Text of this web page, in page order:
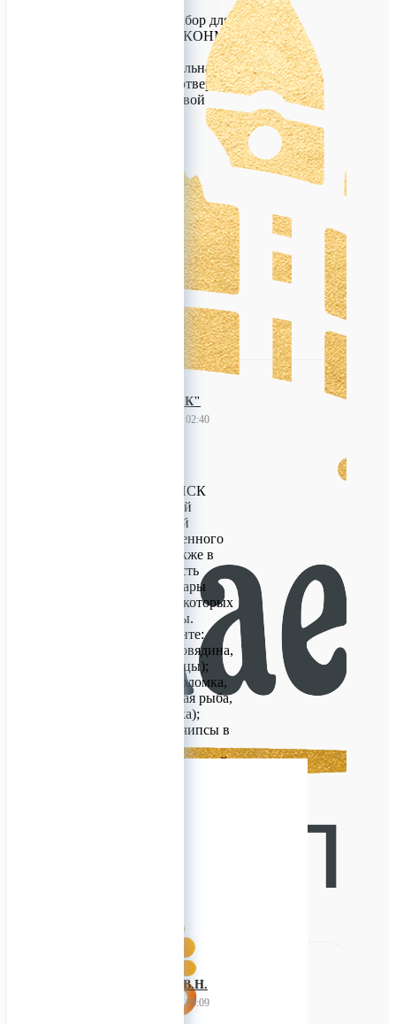
Хирургический набор для
костной пластики КОНМЕТ
Рукоятка универсальная
Жало к рукоятке (отвертка)
Отвертка под угловой
Доставка по Москве и в
"ТРЕЙД.НСК"
14 августа 2023 02:40
Компания Трэйд-НСК
занимается оптовой
продажей снековой
продукции собственного
производства и также в
нашем портфеле есть
эксклюзивные товары
дистрибьютерами которых
являемся только мы.
У нас в ассортименте:
- Мясные снеки (говядина,
свинина, мясо птицы);
- Рыбные снеки (соломка,
брусочки, китайская рыба,
кальмары, паутинка);
- Сухари, гренки, чипсы в
- Арахис солено-жареный,
ИП Багнюк В.Н.
11 августа 2023 06:09